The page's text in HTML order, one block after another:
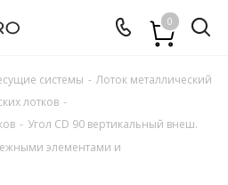
0
системы - Лоток металлический
лотков -
- Угол CD 90 вертикальный внеш.
элементами и